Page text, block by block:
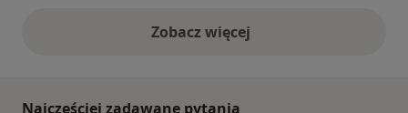
Zobacz więcejopinie powyżej
Najczęściej zadawane pytania